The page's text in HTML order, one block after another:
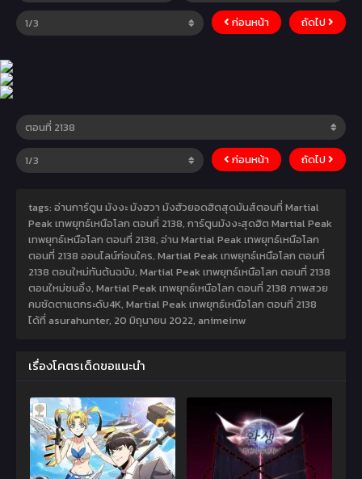
ก่อนหน้า ถัดไป
ก่อนหน้า ถัดไป
tags: อ่านการ์ตูน มังงะ มังฮวา มังฮัวยอดฮิตสุดมันส์ตอนที่ Martial
Peak เทพยุทธ์เหนือโลก ตอนที่ 2138, การ์ตูนมังงะสุดฮิต Martial Peak
เทพยุทธ์เหนือโลก ตอนที่ 2138, อ่าน Martial Peak เทพยุทธ์เหนือโลก
ตอนที่ 2138 ออนไลน์ก่อนใคร, Martial Peak เทพยุทธ์เหนือโลก ตอนที่
2138 ตอนใหม่ทันต้นฉบับ, Martial Peak เทพยุทธ์เหนือโลก ตอนที่ 2138
ตอนใหม่ชนอิ้ง, Martial Peak เทพยุทธ์เหนือโลก ตอนที่ 2138 ภาพสวย
คมชัดตาแตกระดับ4K, Martial Peak เทพยุทธ์เหนือโลก ตอนที่ 2138
ได้ที่ asurahunter, 20 มิถุนายน 2022, animeinw
เรื่องโคตรเด็ดขอแนะนำ